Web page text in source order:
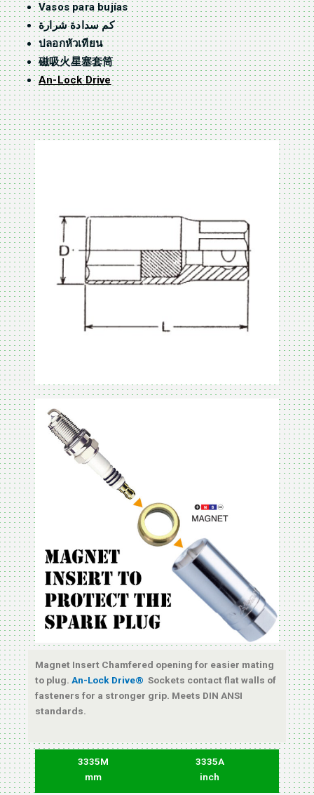
Vasos para bujías
كم سدادة شرارة
ปลอกหัวเทียน
磁吸火星塞套筒
An-Lock Drive
Magnet Insert Chamfered opening for easier mating
to plug. An-Lock Drive® Sockets contact flat walls of
fasteners for a stronger grip. Meets DIN ANSI
standards.
3335M
mm
3335A
inch